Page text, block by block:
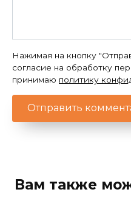
Нажимая на кнопку
согласие на обработку
принимаю политику
Вам также